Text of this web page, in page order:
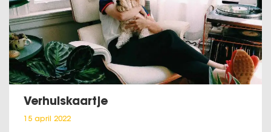
Verhuiskaartje
15 april 2022